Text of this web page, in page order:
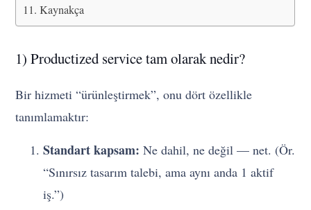
Kaynakça
1) Productized service tam olarak nedir?
Bir hizmeti “ürünleştirmek”, onu dört özellikle
tanımlamaktır:
Standart kapsam: Ne dahil, ne değil — net. (Ör.
“Sınırsız tasarım talebi, ama aynı anda 1 aktif
iş.”)